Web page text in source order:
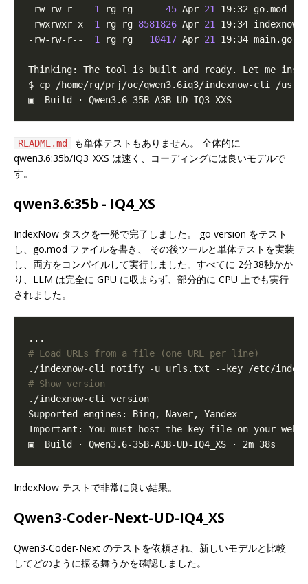
-rw-rw-r-- 1 rg rg 45 Apr 21
-rwxrwxr-x 1 rg rg 8581826 Apr 21
-rw-rw-r-- 1 rg rg 10417 Apr 21
$ cp /home/rg/prj/oc/qwen3.6iq3/indexnow-cli /
README.md
も単体テストもありません。 全体的に
qwen3.6:35b/IQ3_XXS は速く、コーディングには良いモデルで
す。
qwen3.6:35b - IQ4_XS
IndexNow タスクを一発で完了しました。 go version をテスト
し、go.mod ファイルを書き、 その後ツールと単体テストを実装
し、両方をコンパイルして実行しました。すべてに 2分38秒かか
り、LLM は完全に GPU に収まらず、部分的に CPU 上でも実行
されました。
# Load URLs from a file (one URL per line)
# Show version
Important: You must host the key file on your
IndexNow テストで非常に良い結果。
Qwen3-Coder-Next-UD-IQ4_XS
Qwen3-Coder-Next のテストを依頼され、新しいモデルと比較
してどのように振る舞うかを確認しました。